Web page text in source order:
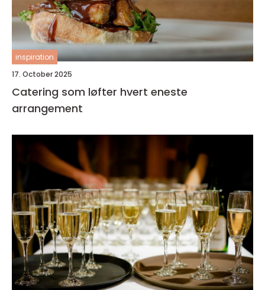
inspiration
17. October 2025
Catering som løfter hvert eneste
arrangement